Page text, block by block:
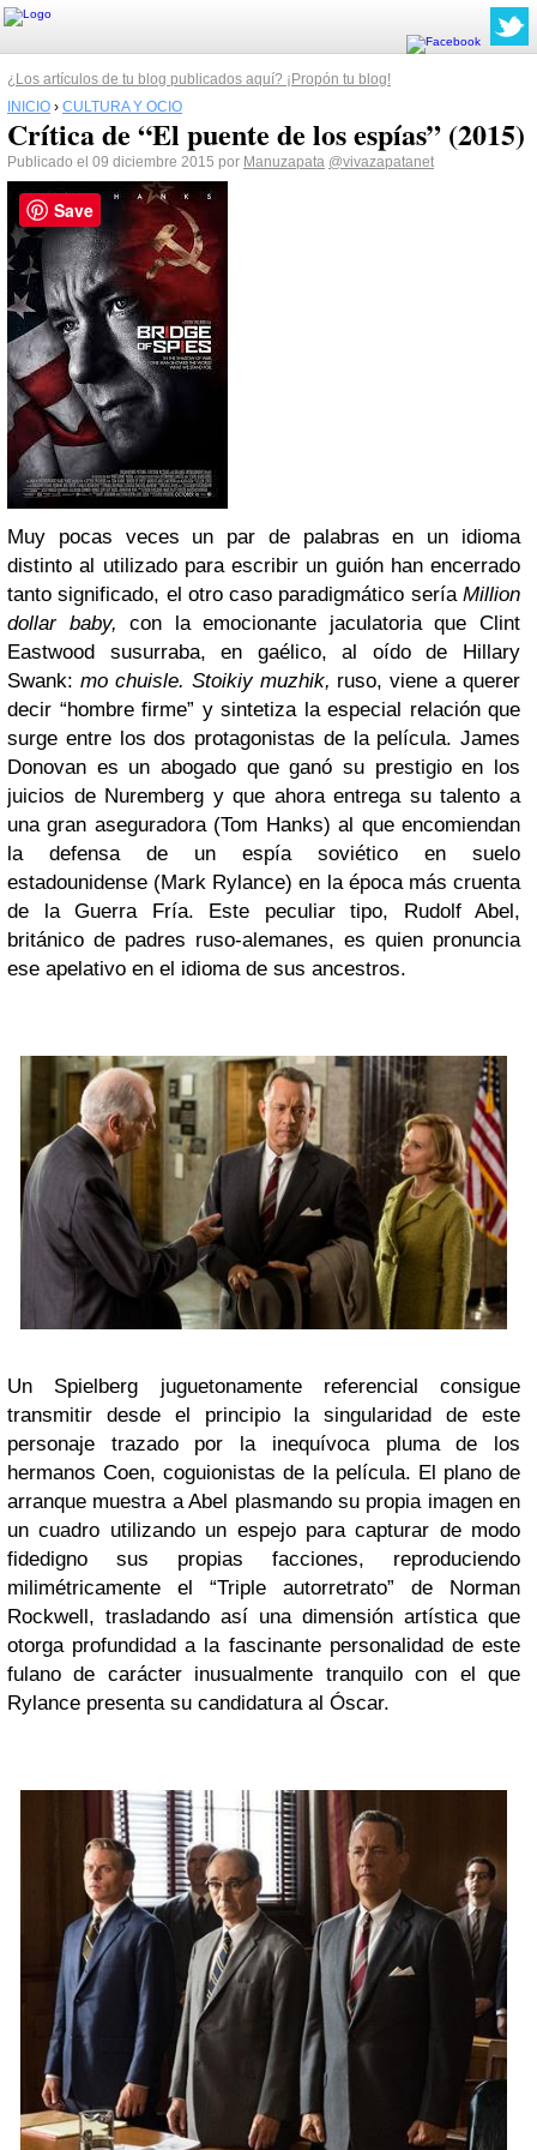
¿Los artículos de tu blog publicados aquí? ¡Propón tu blog!
INICIO › CULTURA Y OCIO
Crítica de “El puente de los espías” (2015)
Publicado el 09 diciembre 2015 por Manuzapata @vivazapatanet
Muy pocas veces un par de palabras en un idioma
distinto al utilizado para escribir un guión han encerrado
tanto significado, el otro caso paradigmático sería Million
dollar baby,con la emocionante jaculatoria que Clint
Eastwood susurraba, en gaélico, al oído de Hillary
Swank: mo chuisle. Stoikiy muzhik, ruso, viene a querer
decir “hombre firme” y sintetiza la especial relación que
surge entre los dos protagonistas de la película. James
Donovan es un abogado que ganó su prestigio en los
juicios de Nuremberg y que ahora entrega su talento a
una gran aseguradora (Tom Hanks) al que encomiendan
la defensa de un espía soviético en suelo
estadounidense (Mark Rylance) en la época más cruenta
de la Guerra Fría. Este peculiar tipo, Rudolf Abel,
británico de padres ruso-alemanes, es quien pronuncia
ese apelativo en el idioma de sus ancestros.
Un Spielberg juguetonamente referencial consigue
transmitir desde el principio la singularidad de este
personaje trazado por la inequívoca pluma de los
hermanos Coen, coguionistas de la película. El plano de
arranque muestra a Abel plasmando su propia imagen en
un cuadro utilizando un espejo para capturar de modo
fidedigno sus propias facciones, reproduciendo
milimétricamente el “Triple autorretrato” de Norman
Rockwell, trasladando así una dimensión artística que
otorga profundidad a la fascinante personalidad de este
fulano de carácter inusualmente tranquilo con el que
Rylance presenta su candidatura al Óscar.
Save